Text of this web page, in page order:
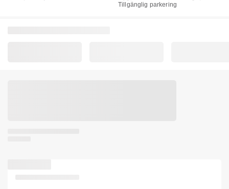
Tillgänglig parkering